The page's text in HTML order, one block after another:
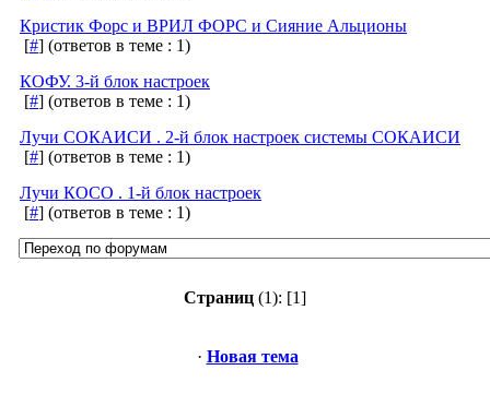
Кристик Форс и ВРИЛ ФОРС и Сияние Альционы
[#] (ответов в теме : 1)
КОФУ. 3-й блок настроек
[#] (ответов в теме : 1)
Лучи СОКАИСИ . 2-й блок настроек системы СОКАИСИ
[#] (ответов в теме : 1)
Лучи КОСО . 1-й блок настроек
[#] (ответов в теме : 1)
Страниц (1): [1]
· Новая тема